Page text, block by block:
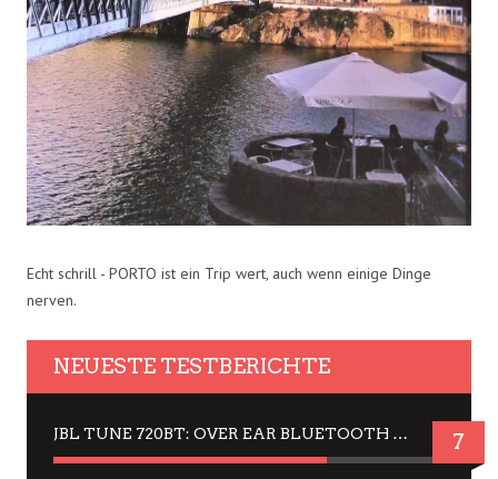
Echt schrill - PORTO ist ein Trip wert, auch wenn einige Dinge
nerven.
NEUESTE TESTBERICHTE
JBL TUNE 720BT: OVER EAR BLUETOOTH KOPFHÖRER UM DIE 50,-€ IM DAUER-TEST 7